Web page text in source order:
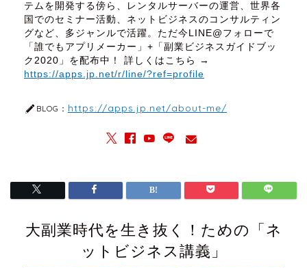
テムを開発する傍ら、レンタルサーバーの運営、世界各
国でのセミナー活動、ネットビジネスのコンサルティン
グなど、多ジャンルで活躍。ただ今LINE@フォローで
「誰でもアプリメーカー」+「副業ビジネスガイドブッ
ク2020」を配布中！ 詳しくはこちら →
https://apps.jp.net/r/line/?ref=profile
BLOG： https://apps.jp.net/about-me/
大副業時代を生き抜く！ための「ネ
ットビジネス講義」